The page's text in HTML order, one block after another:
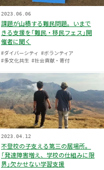
課題が山積する難民問題。いまで
きる支援を「難民・移民フェス」開
催者に聞く
2023.06.06
#ダイバーシティ #ボランティア
#多文化共生 #社会貢献・寄付
不登校の子支える第三の居場所。
「発達障害増え、学校の仕組みに限
界」欠かせない学習支援
2023.04.12